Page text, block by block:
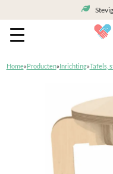
Home»Producten»Inrichting»Tafels,